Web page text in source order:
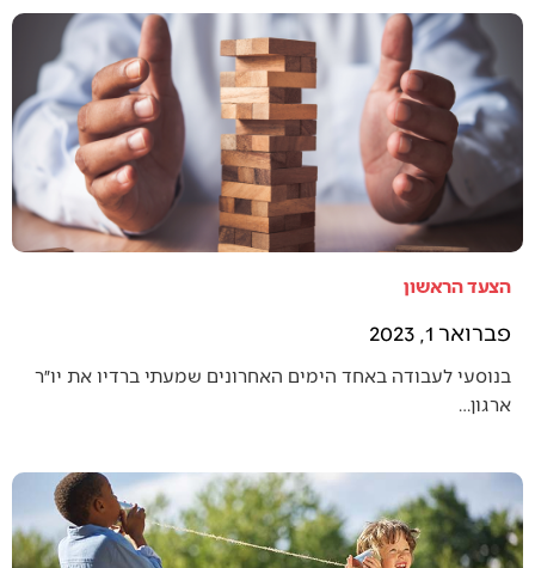
הצעד הראשון
פברואר 1, 2023
בנוסעי לעבודה באחד הימים האחרונים שמעתי ברדיו את יו״ר
ארגון…